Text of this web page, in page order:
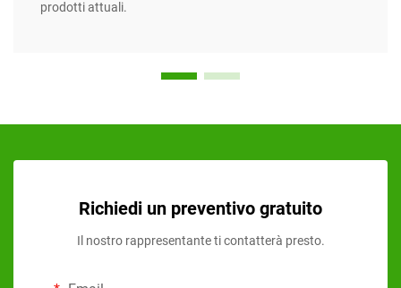
prodotti attuali.
Richiedi un preventivo gratuito
Il nostro rappresentante ti contatterà presto.